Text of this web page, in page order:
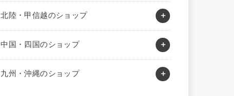
北陸・甲信越のショップ
中国・四国のショップ
九州・沖縄のショップ